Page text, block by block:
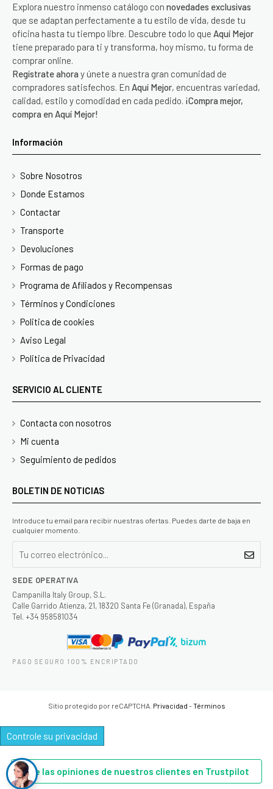
Explora nuestro inmenso catálogo con novedades exclusivas
que se adaptan perfectamente a tu estilo de vida, desde tu
oficina hasta tu tiempo libre. Descubre todo lo que Aquí Mejor
tiene preparado para ti y transforma, hoy mismo, tu forma de
comprar online.
Regístrate ahora y únete a nuestra gran comunidad de
compradores satisfechos. En Aquí Mejor, encuentras variedad,
calidad, estilo y comodidad en cada pedido. ¡Compra mejor,
compra en Aquí Mejor!
Información
Sobre Nosotros
Donde Estamos
Contactar
Transporte
Devoluciones
Formas de pago
Programa de Afiliados y Recompensas
Términos y Condiciones
Politica de cookies
Aviso Legal
Politica de Privacidad
SERVICIO AL CLIENTE
Contacta con nosotros
Mi cuenta
Seguimiento de pedidos
BOLETIN DE NOTICIAS
Introduce tu email para recibir nuestras ofertas. Puedes darte de baja en
cualquier momento.
SEDE OPERATIVA
Campanilla Italy Group, S.L.
Calle Garrido Atienza, 21, 18320 Santa Fe (Granada), España
Tel. +34 958581034
PAGO SEGURO 100% ENCRIPTADO
Sitio protegido por reCAPTCHA. Privacidad -Términos
Controle su privacidad
Lee las opiniones de nuestros clientes en Trustpilot